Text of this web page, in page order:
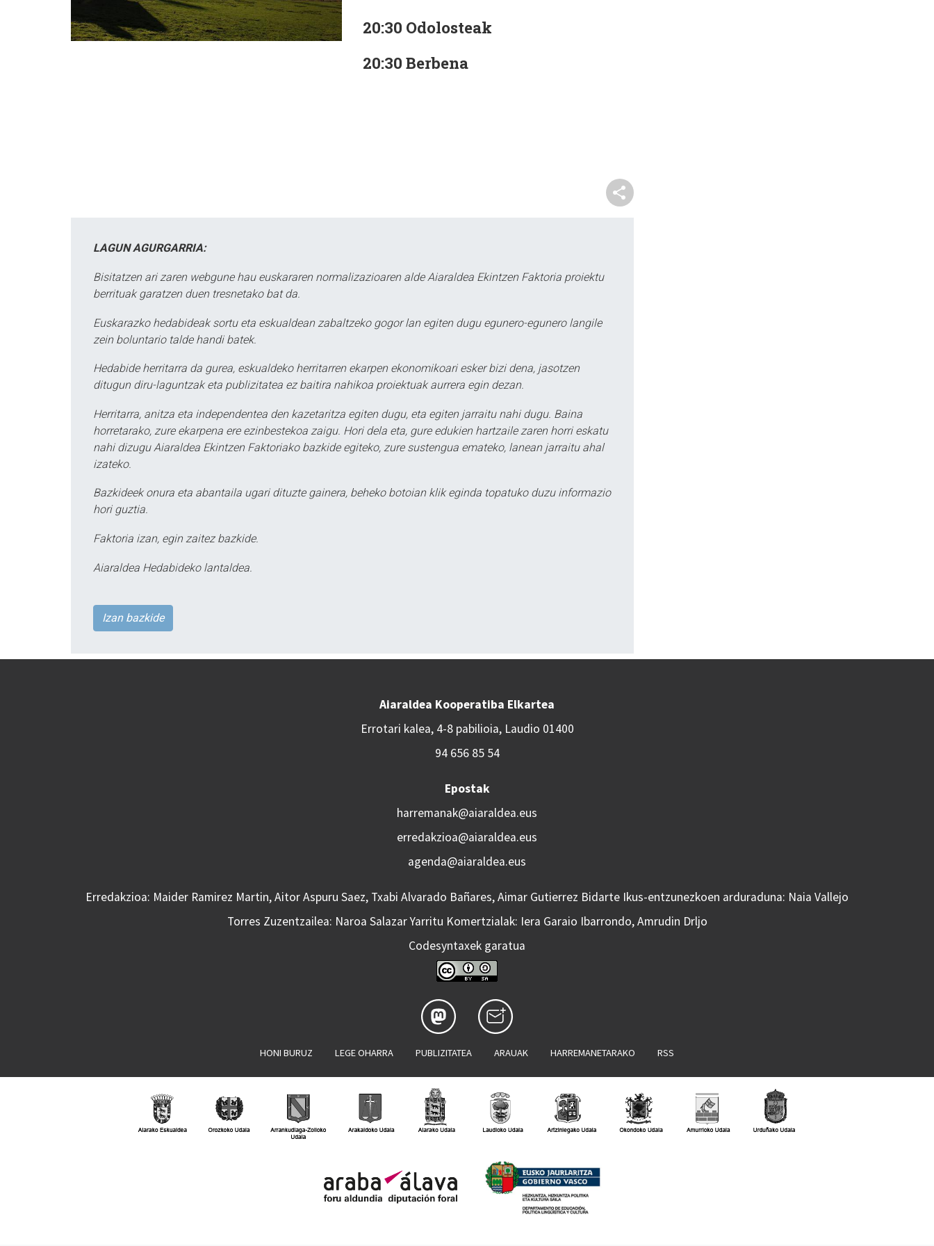
20:30 Odolosteak
20:30 Berbena
LAGUN AGURGARRIA:
Bisitatzen ari zaren webgune hau euskararen normalizazioaren alde Aiaraldea Ekintzen Faktoria proiektu
berrituak garatzen duen tresnetako bat da.
Euskarazko hedabideak sortu eta eskualdean zabaltzeko gogor lan egiten dugu egunero-egunero langile
zein boluntario talde handi batek.
Hedabide herritarra da gurea, eskualdeko herritarren ekarpen ekonomikoari esker bizi dena, jasotzen
ditugun diru-laguntzak eta publizitatea ez baitira nahikoa proiektuak aurrera egin dezan.
Herritarra, anitza eta independentea den kazetaritza egiten dugu, eta egiten jarraitu nahi dugu. Baina
horretarako, zure ekarpena ere ezinbestekoa zaigu. Hori dela eta, gure edukien hartzaile zaren horri eskatu
nahi dizugu Aiaraldea Ekintzen Faktoriako bazkide egiteko, zure sustengua emateko, lanean jarraitu ahal
izateko.
Bazkideek onura eta abantaila ugari dituzte gainera, beheko botoian klik eginda topatuko duzu informazio
hori guztia.
Faktoria izan, egin zaitez bazkide.
Aiaraldea Hedabideko lantaldea.
Izan bazkide
Aiaraldea Kooperatiba Elkartea
Errotari kalea, 4-8 pabilioia, Laudio 01400
94 656 85 54
Epostak
harremanak@aiaraldea.eus
erredakzioa@aiaraldea.eus
agenda@aiaraldea.eus
Erredakzioa: Maider Ramirez Martin, Aitor Aspuru Saez, Txabi Alvarado Bañares, Aimar Gutierrez Bidarte Ikus-entzunezkoen arduraduna: Naia Vallejo
Torres Zuzentzailea: Naroa Salazar Yarritu Komertzialak: Iera Garaio Ibarrondo, Amrudin Drljo
Codesyntaxek garatua
HONI BURUZ LEGE OHARRA PUBLIZITATEA ARAUAK HARREMANETARAKO RSS